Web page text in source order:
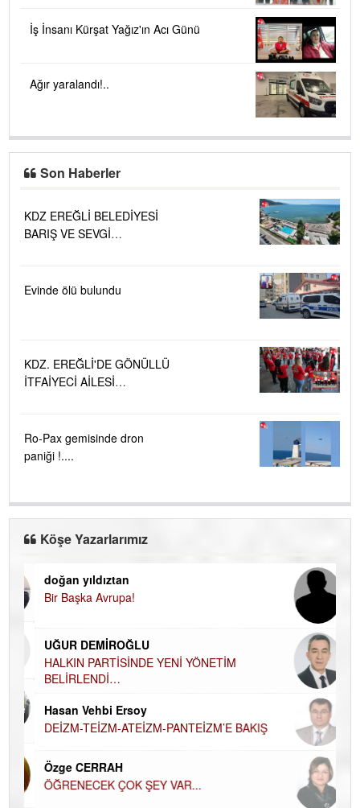
İş İnsanı Kürşat Yağız'ın Acı Günü
Ağır yaralandı!..
Son Haberler
KDZ EREĞLİ BELEDİYESİ
BARIŞ VE SEVGİ
Evinde ölü bulundu
KDZ. EREĞLİ'DE GÖNÜLLÜ
İTFAİYECİ AİLESİ
Ro-Pax gemisinde dron
paniği !....
Köşe Yazarlarımız
doğan yıldıztan
Bir Başka Avrupa!
UĞUR DEMİROĞLU
HALKIN PARTİSİNDE YENİ YÖNETİM
BELİRLENDİ…
Hasan Vehbi Ersoy
DEİZM-TEİZM-ATEİZM-PANTEİZM’E BAKIŞ
Özge CERRAH
ÖĞRENECEK ÇOK ŞEY VAR...